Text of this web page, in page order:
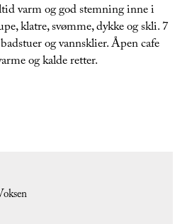
varm og god stemning inne i
klatre, svømme, dykke og skli. 7
og vannsklier. Åpen cafe
og kalde retter.